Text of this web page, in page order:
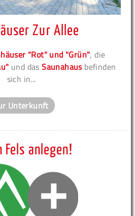
Zur Allee
"Rot" und "Grün", die
und dasSaunahausbefinden
sich in...
Unterkunft
Fels anlegen!